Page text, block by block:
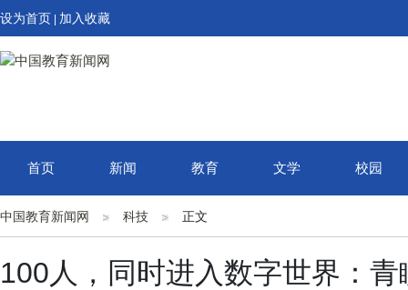
设为首页 加入收藏
首页 新闻 教育 文学 校园
中国教育新闻网 科技 正文
100人，同时进入数字世界：